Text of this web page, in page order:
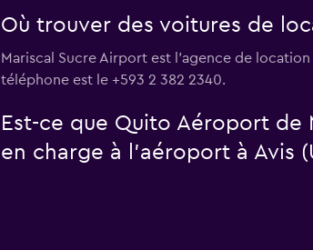
Où trouver des voitures de
Mariscal Sucre Airport est l'agence de
téléphone est le +593 2 382 2340.
Est-ce que Quito Aéroport de
en charge à l’aéroport à Avis